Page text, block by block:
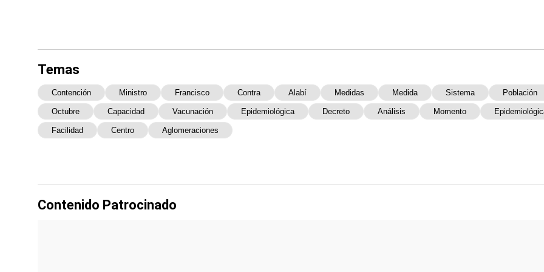
Temas
Contención Ministro Francisco Contra Alabí Medidas Medida Sistema Población
Octubre Capacidad Vacunación Epidemiológica Decreto Análisis Momento
Facilidad Centro Aglomeraciones
Contenido Patrocinado